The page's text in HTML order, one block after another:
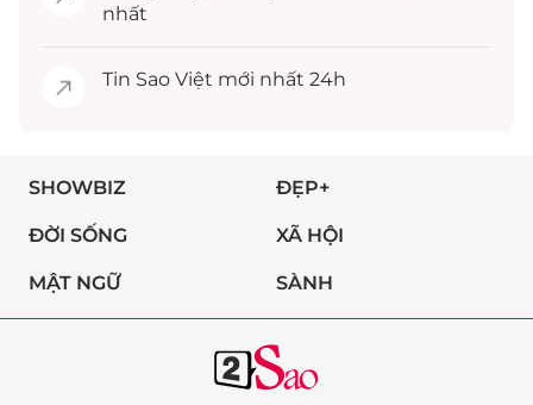
nhất
Tin Sao Việt mới nhất 24h
SHOWBIZ ĐẸP+
ĐỜI SỐNG XÃ HỘI
MẬT NGỮ SÀNH